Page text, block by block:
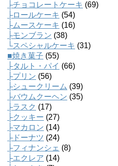
├チョコレートケーキ (69)
├ロールケーキ (54)
├ムースケーキ (16)
├モンブラン (38)
└スペシャルケーキ (31)
■焼き菓子 (55)
├タルト・パイ (66)
├プリン (56)
├シュークリーム (39)
├バウムクーヘン (35)
├ラスク (17)
├クッキー (27)
├マカロン (14)
├ドーナツ (24)
├フィナンシェ (8)
├エクレア (14)